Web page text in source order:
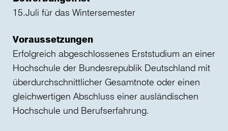
15.Juli für das Wintersemester
Voraussetzungen
Erfolgreich abgeschlossenes Erststudium an einer
Hochschule der Bundesrepublik Deutschland mit
überdurchschnittlicher Gesamtnote oder einen
gleichwertigen Abschluss einer ausländischen
Hochschule und Berufserfahrung.